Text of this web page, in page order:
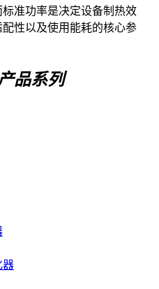
准功率是决定设备制热效
性以及使用能耗的核心参
品系列
器